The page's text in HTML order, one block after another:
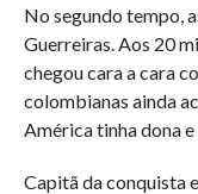
No segundo tempo,
Guerreiras. Aos 20
chegou cara a cara
colombianas ainda
América tinha dona e
Capitã da conquista